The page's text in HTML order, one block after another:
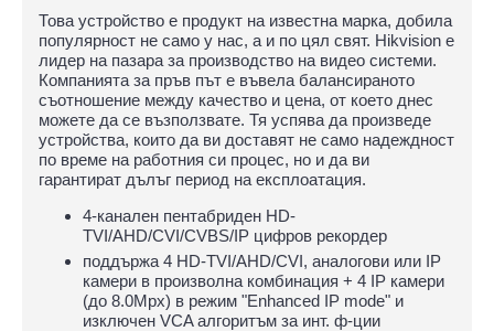
Това устройство е продукт на известна марка, добила
популярност не само у нас, а и по цял свят. Hikvision е
лидер на пазара за производство на видео системи.
Компанията за пръв път е въвела балансираното
съотношение между качество и цена, от което днес
можете да се възползвате. Тя успява да произведе
устройства, които да ви доставят не само надеждност
по време на работния си процес, но и да ви
гарантират дълъг период на експлоатация.
4-канален пентабриден HD-
TVI/AHD/CVI/CVBS/IP цифров рекордер
поддържа 4 HD-TVI/AHD/CVI, аналогови или IP
камери в произволна комбинация + 4 IP камери
(до 8.0Mpx) в режим "Enhanced IP mode" и
изключен VCA алгоритъм за инт. ф-ции